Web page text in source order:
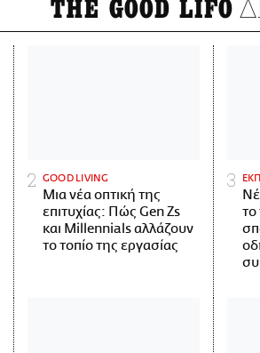
THE GOOD LIFO
GOOD LIVING
Μια νέα οπτική της
επιτυχίας: Πώς Gen Zs
και Millennials αλλάζουν
το τοπίο της εργασίας
το